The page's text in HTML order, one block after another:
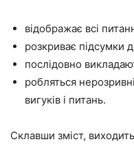
відображає всі
розкриває підсумки
послідовно
робляться
вигуків і питань.
Склавши зміст,